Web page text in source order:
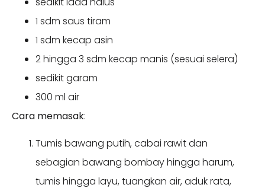
1 sdm saus tiram
1 sdm kecap asin
2 hingga 3 sdm kecap manis (sesuai selera)
sedikit garam
300 ml air
Cara memasak:
Tumis bawang putih, cabai rawit dan
sebagian bawang bombay hingga harum,
tumis hingga layu, tuangkan air, aduk rata,